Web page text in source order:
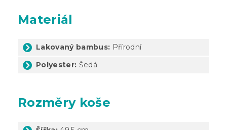
Materiál
Lakovaný bambus: Přírodní
Polyester: Šedá
Rozměry koše